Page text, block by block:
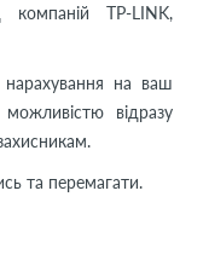
компаній TP-LINK,
на ваш
відразу
та перемагати.